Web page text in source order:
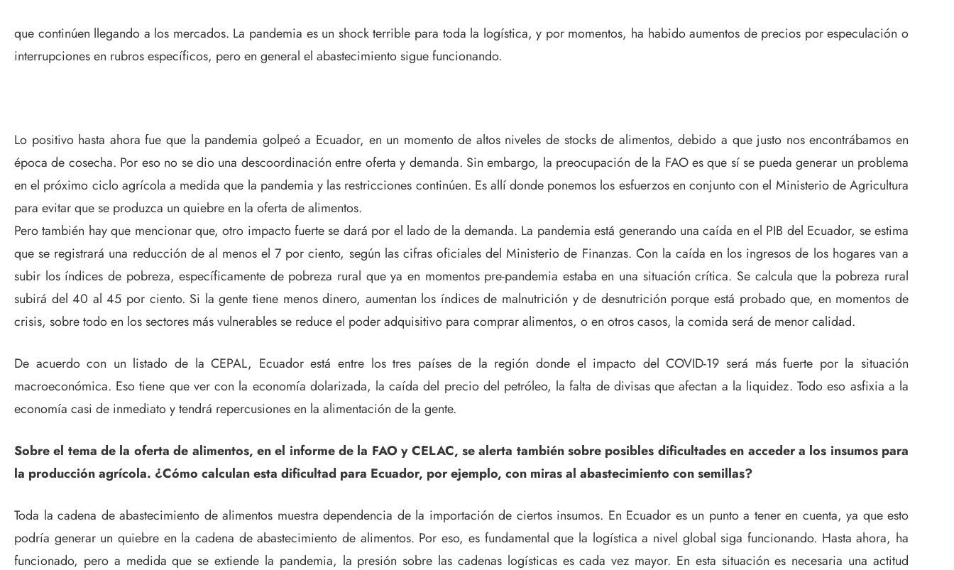
que continúen llegando a los mercados. La pandemia es un shock terrible para toda la logística, y por momentos, ha habido aumentos de precios por especulación o
interrupciones en rubros específicos, pero en general el abastecimiento sigue funcionando.
Lo positivo hasta ahora fue que la pandemia golpeó a Ecuador, en un momento de altos niveles de stocks de alimentos, debido a que justo nos encontrábamos en
época de cosecha. Por eso no se dio una descoordinación entre oferta y demanda. Sin embargo, la preocupación de la FAO es que sí se pueda generar un problema
en el próximo ciclo agrícola a medida que la pandemia y las restricciones continúen. Es allí donde ponemos los esfuerzos en conjunto con el Ministerio de Agricultura
para evitar que se produzca un quiebre en la oferta de alimentos.
Pero también hay que mencionar que, otro impacto fuerte se dará por el lado de la demanda. La pandemia está generando una caída en el PIB del Ecuador, se estima
que se registrará una reducción de al menos el 7 por ciento, según las cifras oficiales del Ministerio de Finanzas. Con la caída en los ingresos de los hogares van a
subir los índices de pobreza, específicamente de pobreza rural que ya en momentos pre-pandemia estaba en una situación crítica. Se calcula que la pobreza rural
subirá del 40 al 45 por ciento. Si la gente tiene menos dinero, aumentan los índices de malnutrición y de desnutrición porque está probado que, en momentos de
crisis, sobre todo en los sectores más vulnerables se reduce el poder adquisitivo para comprar alimentos, o en otros casos, la comida será de menor calidad.
De acuerdo con un listado de la CEPAL, Ecuador está entre los tres países de la región donde el impacto del COVID-19 será más fuerte por la situación
macroeconómica. Eso tiene que ver con la economía dolarizada, la caída del precio del petróleo, la falta de divisas que afectan a la liquidez. Todo eso asfixia a la
economía casi de inmediato y tendrá repercusiones en la alimentación de la gente.
Sobre el tema de la oferta de alimentos, en el informe de la FAO y CELAC, se alerta también sobre posibles dificultades en acceder a los insumos para
la producción agrícola. ¿Cómo calculan esta dificultad para Ecuador, por ejemplo, con miras al abastecimiento con semillas?
Toda la cadena de abastecimiento de alimentos muestra dependencia de la importación de ciertos insumos. En Ecuador es un punto a tener en cuenta, ya que esto
podría generar un quiebre en la cadena de abastecimiento de alimentos. Por eso, es fundamental que la logística a nivel global siga funcionando. Hasta ahora, ha
funcionado, pero a medida que se extiende la pandemia, la presión sobre las cadenas logísticas es cada vez mayor. En esta situación es necesaria una actitud